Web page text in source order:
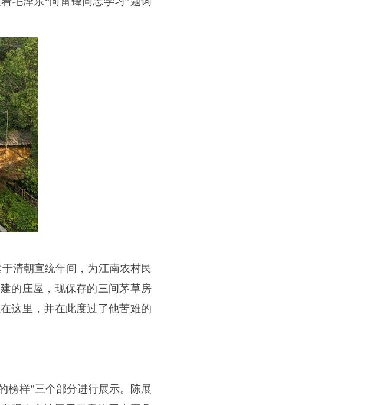
清朝宣统年间，为江南农村民
的庄屋，现保存的三间茅草房
这里，并在此度过了他苦难的
榜样”三个部分进行展示。陈展